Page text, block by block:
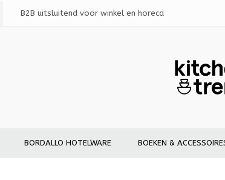
B2B uitsluitend voor winkel en horeca
BORDALLO HOTELWARE BOEKEN &